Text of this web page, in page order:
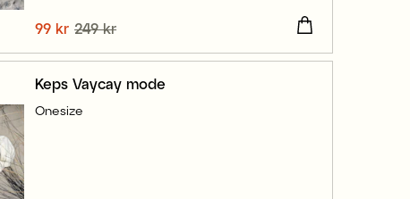
Nuvarande pris 249 kr
99 kr 249 kr
Keps Vaycay mode
Onesize